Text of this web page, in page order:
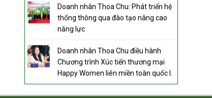
Doanh nhân Thoa Chu: Phát triển hệ
thống thông qua đào tạo nâng cao
năng lực
Doanh nhân Thoa Chu điều hành
Chương trình Xúc tiến thương mại
Happy Women liên miền toàn quốc I.